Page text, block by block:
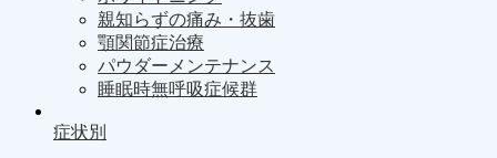
親知らずの痛み・抜歯
顎関節症治療
パウダーメンテナンス
睡眠時無呼吸症候群
症状別